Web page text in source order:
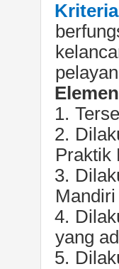
1.
2.
Praktik
3.
Mandiri
4.
yang
5.